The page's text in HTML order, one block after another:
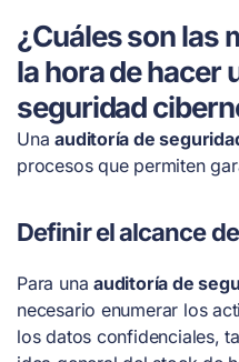
¿Cuáles son las
la hora de hacer
seguridad
Unaauditoría de
procesos que permiten
Definir el alcance
Para unaauditoría de
necesario enumerar los
los datos confidenciales,